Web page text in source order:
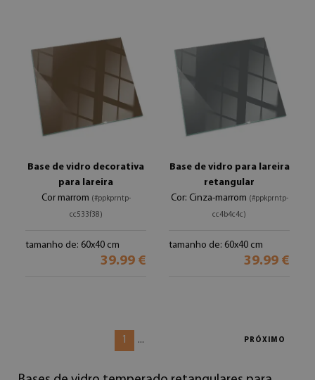
Base de vidro decorativa
para lareira
Cor marrom (#ppkprntp-
cc533f38)
tamanho de: 60x40 cm
39.99 €
Base de vidro para lareira
retangular
Cor: Cinza-marrom (#ppkprntp-
cc4b4c4c)
tamanho de: 60x40 cm
39.99 €
1 ... PRÓXIMO